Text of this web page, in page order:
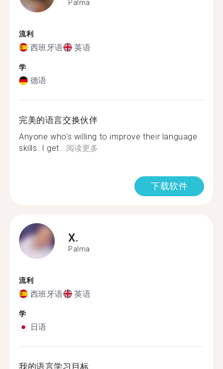
Palma
流利
西班牙语 英语
学
德语
完美的语言交换伙伴
Anyone who's willing to improve their language
skills. I get...阅读更多
下载软件
X.
Palma
流利
西班牙语 英语
学
日语
我的语言学习目标